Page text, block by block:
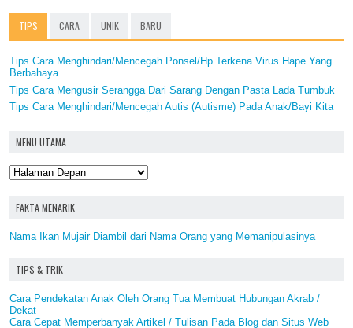
TIPS CARA UNIK BARU
Tips Cara Menghindari/Mencegah Ponsel/Hp Terkena Virus Hape Yang
Berbahaya
Tips Cara Mengusir Serangga Dari Sarang Dengan Pasta Lada Tumbuk
Tips Cara Menghindari/Mencegah Autis (Autisme) Pada Anak/Bayi Kita
MENU UTAMA
FAKTA MENARIK
Nama Ikan Mujair Diambil dari Nama Orang yang Memanipulasinya
TIPS & TRIK
Cara Pendekatan Anak Oleh Orang Tua Membuat Hubungan Akrab /
Dekat
Cara Cepat Memperbanyak Artikel / Tulisan Pada Blog dan Situs Web